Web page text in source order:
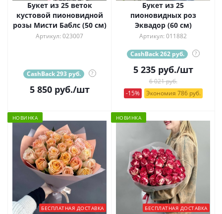
Букет из 25 веток
кустовой пионовидной
розы Мисти Баблс (50 см)
Артикул: 023007
CashBack 293 руб. ?
5 850руб./шт
Букет из 25
пионовидных роз
Эквадор (60 см)
Артикул: 011882
CashBack 262 руб. ?
5 235руб./шт
6 021 руб.
-15%
Экономия 786 руб.
НОВИНКА
БЕСПЛАТНАЯ ДОСТАВКА
НОВИНКА
БЕСПЛАТНАЯ ДОСТАВКА